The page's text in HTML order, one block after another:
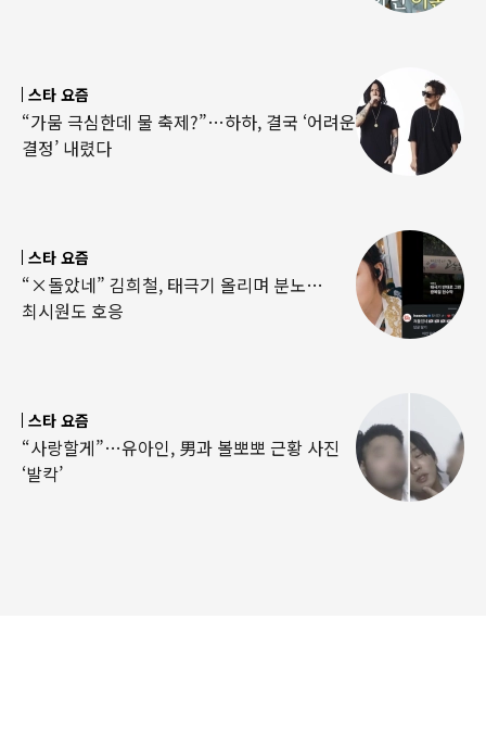
스타 요즘
“가뭄 극심한데 물 축제?”…하하, 결국 ‘어려운
결정’ 내렸다
스타 요즘
“×돌았네” 김희철, 태극기 올리며 분노…
최시원도 호응
스타 요즘
“사랑할게”…유아인, 男과 볼뽀뽀 근황 사진
‘발칵’